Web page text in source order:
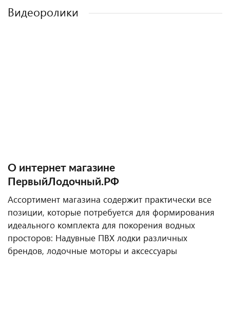
Видеоролики
О интернет магазине
ПервыйЛодочный.РФ
Ассортимент магазина содержит практически все
позиции, которые потребуется для формирования
идеального комплекта для покорения водных
просторов: Надувные ПВХ лодки различных
брендов, лодочные моторы и аксессуары